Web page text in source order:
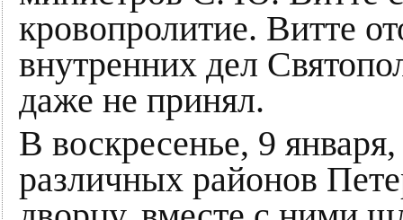
кровопролитие. Витте
внутренних дел
даже не принял.
В воскресенье, 9
различных районов